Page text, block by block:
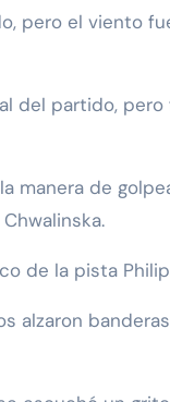
pero el viento
del partido,
manera de
de la pista
alzaron